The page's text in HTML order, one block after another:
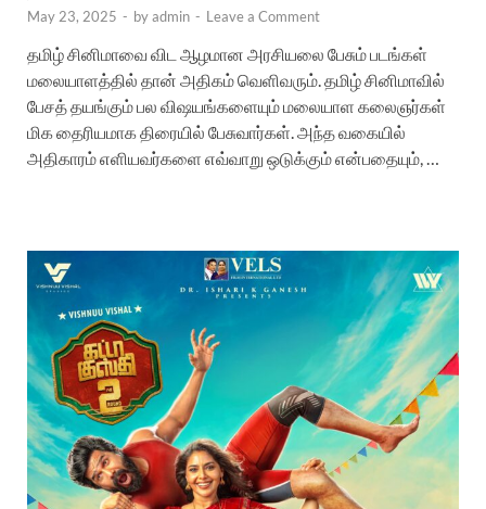
May 23, 2025 - byadmin - Leave a Comment
தமிழ் சினிமாவை விட ஆழமான அரசியலை பேசும் படங்கள்
மலையாளத்தில் தான் அதிகம் வெளிவரும். தமிழ் சினிமாவில்
பேசத் தயங்கும் பல விஷயங்களையும் மலையாள கலைஞர்கள்
மிக தைரியமாக திரையில் பேசுவார்கள். அந்த வகையில்
அதிகாரம் எளியவர்களை எவ்வாறு ஒடுக்கும் என்பதையும், …